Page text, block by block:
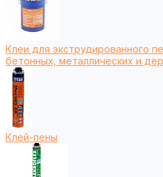
Клеи для экструдированного
бетонных, металлических и
Клей-пены